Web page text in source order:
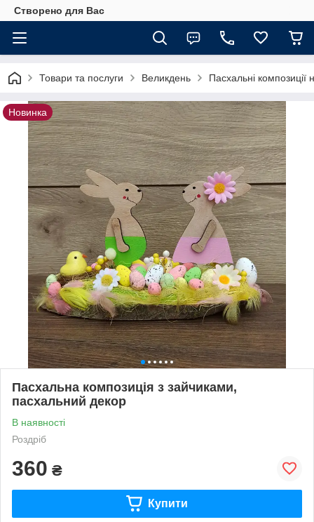
Створено для Вас
Товари та послуги Великдень Пасхальні композиції
Новинка
Пасхальна композиція з зайчиками,
пасхальний декор
В наявності
Роздріб
360 ₴
Купити